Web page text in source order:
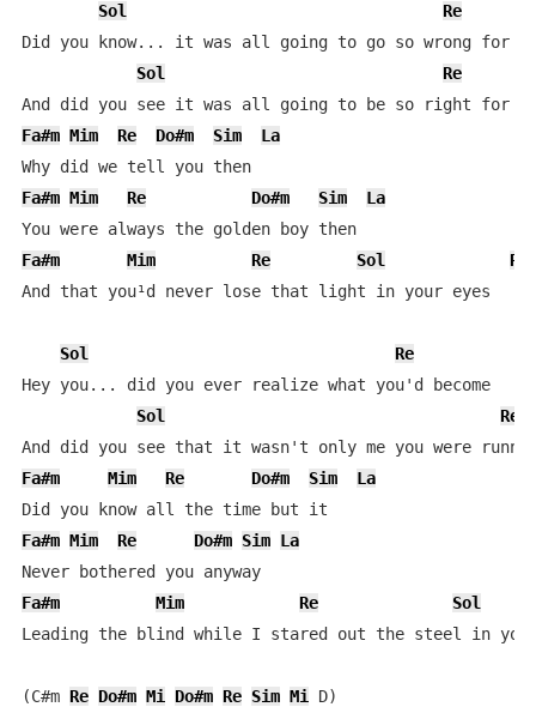
Sol
Re
Did you know... it was all going to go so wrong for
Sol
Re
Fa#m Mim Re Do#m Sim
La
Why did we tell you then
Fa#m Mim Re Do#m Sim
La
You were always the golden boy then
Fa#m
Mim Re Sol
Re
And that you¹d never lose that light in your eyes
Sol
Re
Hey you... did you ever realize what you'd become
Sol
Re
Fa#m Mim Re Do#m Sim
La
Fa#m Mim Re Do#m Sim La
Never bothered you anyway
Fa#m
Mim Re
Sol
Leading the blind while I stared out the steel in
(C#m Re Do#m Mi Do#m Re Sim Mi D)